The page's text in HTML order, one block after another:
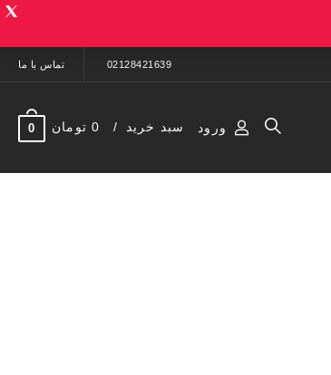
02128421639 تماس با ما
ورود سبد خرید 0 تومان 0